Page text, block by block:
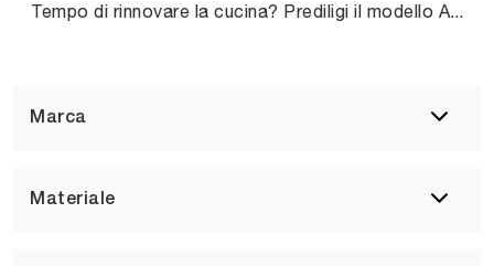
Marca
Materiale
Tempo di rinnovare la cucina? Prediligi il modello Asolo 01 Arredo3 tra le nostre Cucine Classiche con isola.